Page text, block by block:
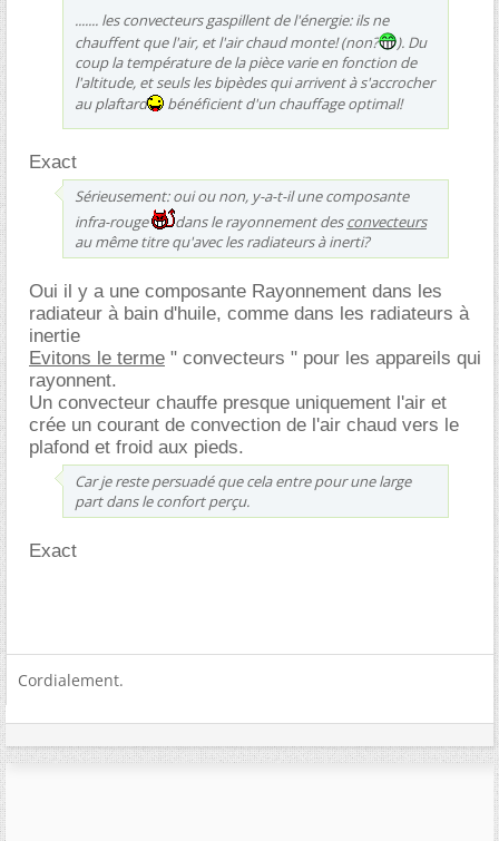
....... les convecteurs gaspillent de l'énergie: ils ne
chauffent que l'air, et l'air chaud monte! (non?
). Du
coup la température de la pièce varie en fonction de
l'altitude, et seuls les bipèdes qui arrivent à s'accrocher
au plaftard
bénéficient d'un chauffage optimal!
Exact
Sérieusement: oui ou non, y-a-t-il une composante
infra-rouge
dans le rayonnement desconvecteurs
au même titre qu'avec les radiateurs à inerti?
Oui il y a une composante Rayonnement dans les
radiateur à bain d'huile, comme dans les radiateurs à
inertie
Evitons le terme " convecteurs " pour les appareils qui
rayonnent.
Un convecteur chauffe presque uniquement l'air et
crée un courant de convection de l'air chaud vers le
plafond et froid aux pieds.
Car je reste persuadé que cela entre pour une large
part dans le confort perçu.
Exact
Cordialement.